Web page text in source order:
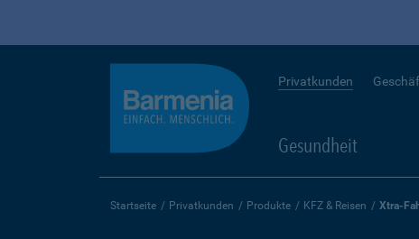
Privatkunden
Gesundheit
Startseite Privatkunden Produkte KFZ & Reisen Xtra-